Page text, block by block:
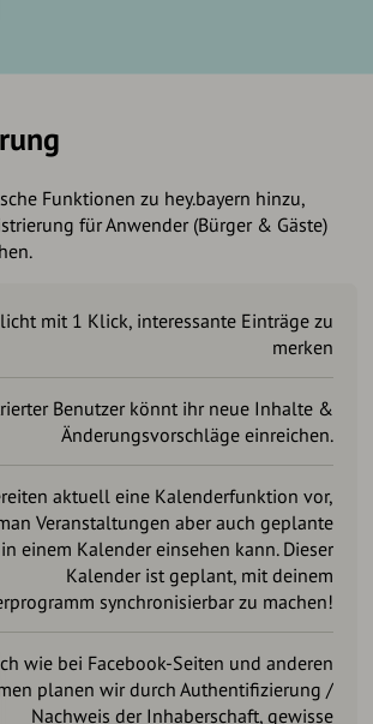
Funktionen zu hey.bayern hinzu,
für Anwender (Bürger & Gäste)
mit 1 Klick, interessante Einträge zu
merken
Benutzer könnt ihr neue Inhalte &
Änderungsvorschläge einreichen.
aktuell eine Kalenderfunktion vor,
Veranstaltungen aber auch geplante
einem Kalender einsehen kann. Dieser
Kalender ist geplant, mit deinem
synchronisierbar zu machen!
wie bei Facebook-Seiten und anderen
planen wir durch Authentifizierung /
Nachweis der Inhaberschaft, gewisse